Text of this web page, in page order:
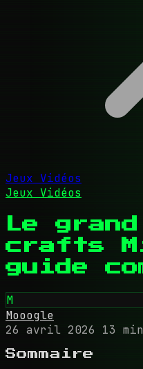
Jeux Vidéos
Jeux Vidéos
Le
crafts
guide
M
Mooogle
26 avril 2026
13
Sommaire